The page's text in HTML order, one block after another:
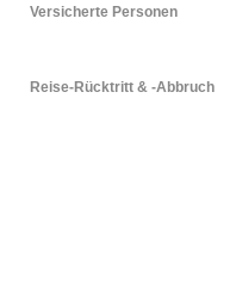
Versicherte Personen
Reise-Rücktritt & -Abbruch